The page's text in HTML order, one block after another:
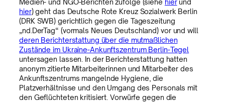
Medien- und NGO-Berichten zufolge (siehe hierund
hier) geht das Deutsche Rote Kreuz Sozialwerk Berlin
(DRK SWB) gerichtlich gegen die Tageszeitung
„nd.DerTag“ (vormals Neues Deutschland) vor und will
deren Berichterstattung über die mutmaßlichen
Zustände im Ukraine-Ankunftszentrum Berlin-Tegel
untersagen lassen. In der Berichterstattung hatten
anonym zitierte Mitarbeiterinnen und Mitarbeiter des
Ankunftszentrums mangelnde Hygiene, die
Platzverhältnisse und den Umgang des Personals mit
den Geflüchteten kritisiert. Vorwürfe gegen die